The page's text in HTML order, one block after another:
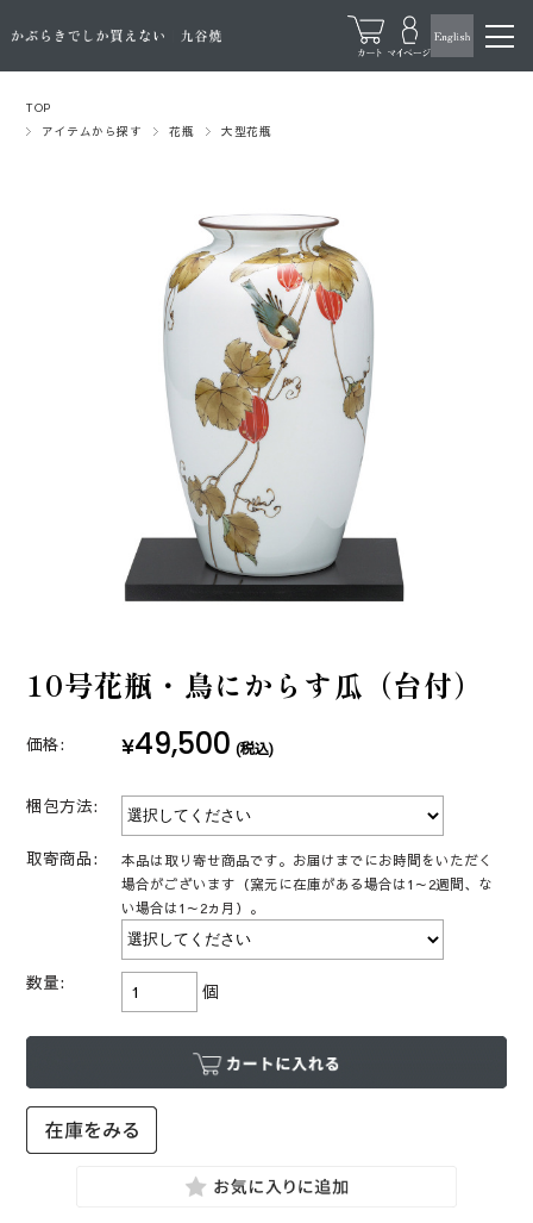
TOP
アイテムから探す
花瓶 大型花瓶
10号花瓶・鳥にからす瓜（台付）
価格: ¥49,500 (税込)
梱包方法:
取寄商品:
本品は取り寄せ商品です。お届けまでにお時間をいただく
場合がございます（窯元に在庫がある場合は1～2週間、な
い場合は1～2ヵ月）。
数量: 個